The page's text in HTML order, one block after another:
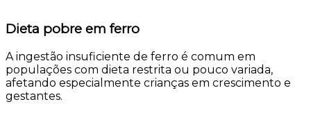
Dieta pobre em ferro
A ingestão insuficiente de ferro é comum em
populações com dieta restrita ou pouco variada,
afetando especialmente crianças em crescimento e
gestantes.